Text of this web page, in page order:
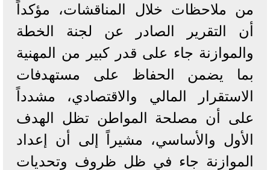
من ملاحظات خلال المناقشات، مؤكداً
أن التقرير الصادر عن لجنة الخطة
والموازنة جاء على قدر كبير من المهنية
بما يضمن الحفاظ على مستهدفات
الاستقرار المالي والاقتصادي، مشدداً
على أن مصلحة المواطن تظل الهدف
الأول والأساسي، مشيراً إلى أن إعداد
الموازنة جاء في ظل ظروف وتحديات